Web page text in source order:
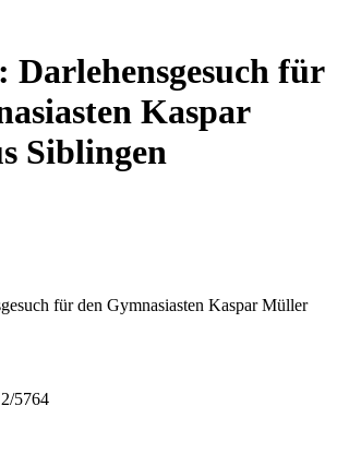
Darlehensgesuch für
Kaspar
Siblingen
für den Gymnasiasten Kaspar Müller
5764